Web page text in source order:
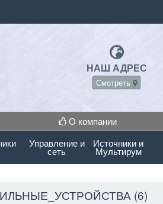
НАШ АДРЕС
Смотреть
О компании
Управление и
сеть
Источники и
Мультирум
(6)